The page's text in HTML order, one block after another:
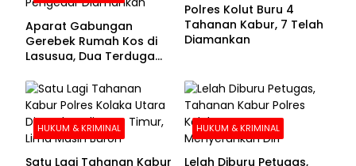
Aparat Gabungan
Gerebek Rumah Kos di
Lasusua, Dua Terduga
Polres Kolut Buru 4
Tahanan Kabur, 7 Telah
Diamankan
HUKUM & KRIMINAL
Satu Lagi Tahanan Kabur
HUKUM & KRIMINAL
Lelah Diburu Petugas,